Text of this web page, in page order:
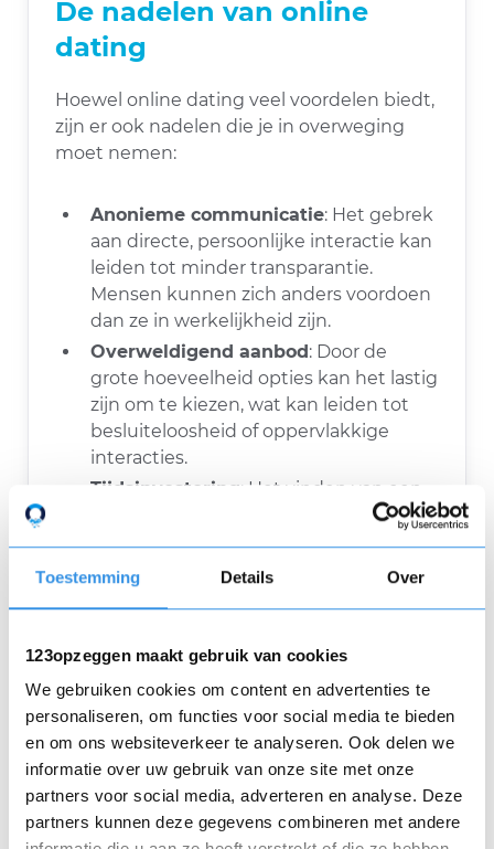
Toestemming Details Over
123opzeggen maakt gebruik van cookies
We gebruiken cookies om content en advertenties te
personaliseren, om functies voor social media te bieden
en om ons websiteverkeer te analyseren. Ook delen we
informatie over uw gebruik van onze site met onze
partners voor social media, adverteren en analyse. Deze
partners kunnen deze gegevens combineren met andere
De nadelen van online
dating
Hoewel online dating veel voordelen biedt,
zijn er ook nadelen die je in overweging
moet nemen:
Anonieme communicatie: Het gebrek
aan directe, persoonlijke interactie kan
leiden tot minder transparantie.
Mensen kunnen zich anders voordoen
dan ze in werkelijkheid zijn.
Overweldigend aanbod: Door de
grote hoeveelheid opties kan het lastig
zijn om te kiezen, wat kan leiden tot
besluiteloosheid of oppervlakkige
interacties.
Tijdsinvestering: Het vinden van een
goede match kan veel tijd kosten,
vooral als je door veel profielen moet
scrollen en met meerdere mensen
moet chatten.
aan het afspreken met vreemden. Het
is belangrijk om
veiligheidsmaatregelen te nemen en
voorzichtig te zijn.
Soorten online
datingplatforms